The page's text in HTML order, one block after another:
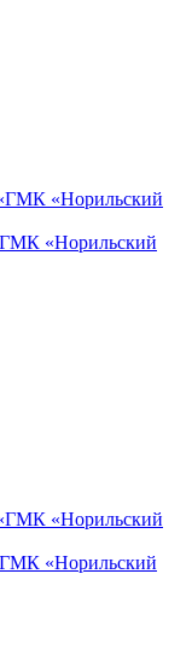
«Норильский
«Норильский
«Норильский
«Норильский